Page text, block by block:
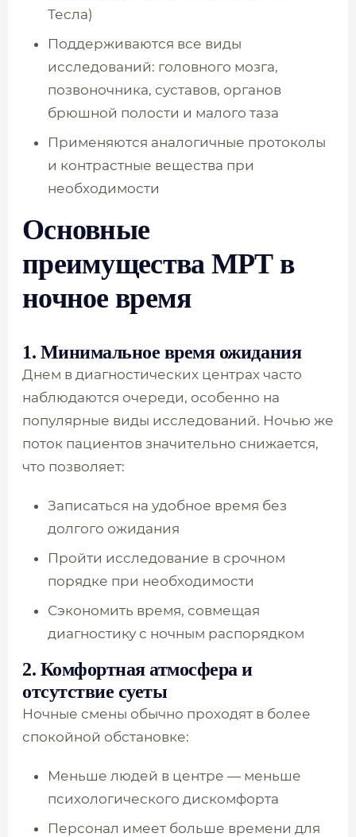
Тесла)
Поддерживаются все виды
исследований: головного мозга,
позвоночника, суставов, органов
брюшной полости и малого таза
Применяются аналогичные протоколы
и контрастные вещества при
необходимости
Основные
преимущества МРТ в
ночное время
1. Минимальное время ожидания
Днем в диагностических центрах часто
наблюдаются очереди, особенно на
популярные виды исследований. Ночью же
поток пациентов значительно снижается,
что позволяет:
Записаться на удобное время без
долгого ожидания
Пройти исследование в срочном
порядке при необходимости
Сэкономить время, совмещая
диагностику с ночным распорядком
2. Комфортная атмосфера и
отсутствие суеты
Ночные смены обычно проходят в более
спокойной обстановке:
Меньше людей в центре — меньше
психологического дискомфорта
Персонал имеет больше времени для